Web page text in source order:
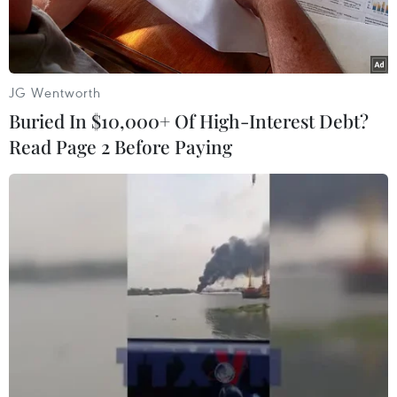
Theo Nhật báo Phố Wall (The Wall Street
Journal), Facebook đã đàm phán với hàng chục
công ty tài chính và thương mại điện tử, bao
gồm Visa và Mastercard, để hỗ trợ kế hoạch
thanh toán tiền điện tử mà mạng xã hội này
JG Wentworth
Buried In $10,000+ Of High-Interest Debt?
Read Page 2 Before Paying